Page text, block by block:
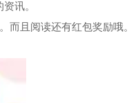
讯。
而且阅读还有红包奖励哦。